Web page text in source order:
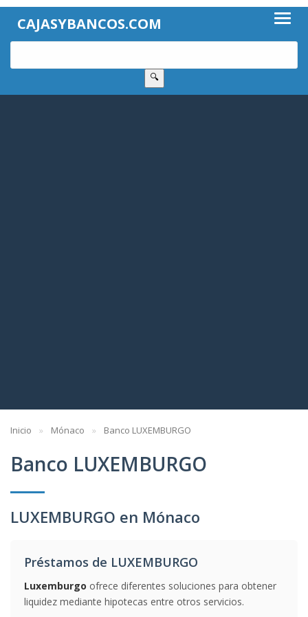
CAJASYBANCOS.COM
🔍
Inicio Mónaco Banco LUXEMBURGO
Banco LUXEMBURGO
LUXEMBURGO en Mónaco
Préstamos de LUXEMBURGO
Luxemburgo ofrece diferentes soluciones para obtener
liquidez mediante hipotecas entre otros servicios.